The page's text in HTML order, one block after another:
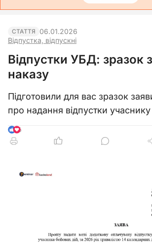
СТАТТЯ
Відпустка, відпускні
06.01.2026
Відпустки УБД: зразок
наказу
Підготовили для вас зразок
про надання відпустки
6